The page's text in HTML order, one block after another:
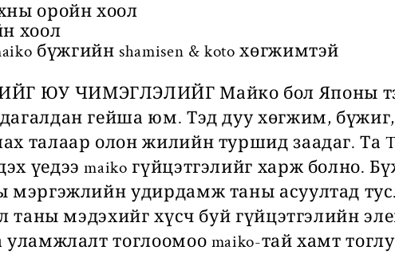
оройн хоол
хоол
бүжгийн shamisen & koto хөгжимтэй
ЮУ ЧИМЭГЛЭЛИЙГ Майко бол Японы
гейша юм. Тэд дуу хөгжим, бүжиг,
талаар олон жилийн туршид заадаг. Та
үедээ maiko гүйцэтгэлийг харж болно.
мэргэжлийн удирдамж таны асуултад
таны мэдэхийг хүсч буй гүйцэтгэлийн
тоглоомоо maiko-тай хамт